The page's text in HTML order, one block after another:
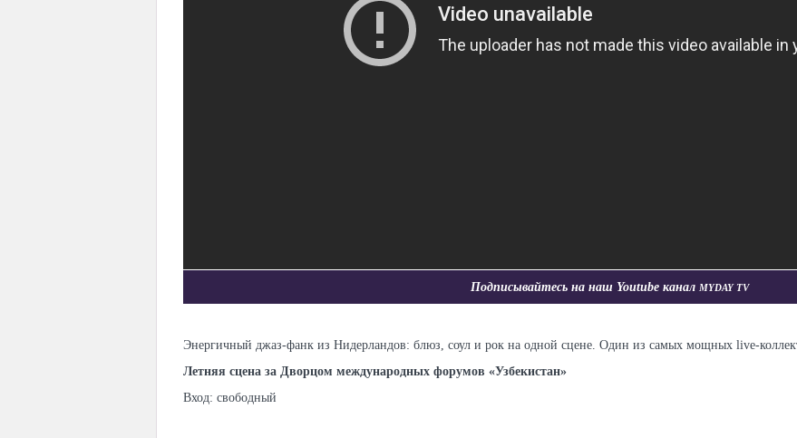
Подписывайтесь на наш Youtube канал Myday TV
Энергичный джаз-фанк из Нидерландов: блюз, соул и рок на одной сцене. Один из самых мощных live-
Летняя сцена за Дворцом международных форумов «Узбекистан»
Вход: свободный